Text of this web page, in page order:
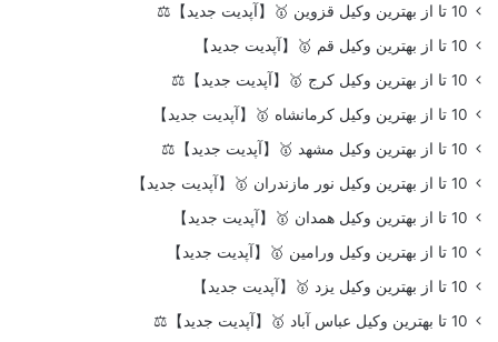
10 تا از بهترین وکیل قزوین 🥇【آپدیت جدید】⚖️
10 تا از بهترین وکیل قم 🥇【آپدیت جدید】
10 تا از بهترین وکیل کرج 🥇【آپدیت جدید】⚖️
10 تا از بهترین وکیل کرمانشاه 🥇【آپدیت جدید】
10 تا از بهترین وکیل مشهد 🥇【آپدیت جدید】⚖️
10 تا از بهترین وکیل نور مازندران 🥇【آپدیت جدید】
10 تا از بهترین وکیل همدان 🥇【آپدیت جدید】
10 تا از بهترین وکیل ورامین 🥇【آپدیت جدید】
10 تا از بهترین وکیل یزد 🥇【آپدیت جدید】
10 تا بهترین وکیل عباس آباد 🥇【آپدیت جدید】⚖️